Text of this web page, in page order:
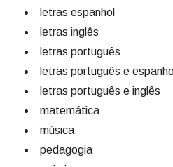
letras espanhol
letras inglês
letras português
letras português e
letras português e inglês
matemática
música
pedagogia